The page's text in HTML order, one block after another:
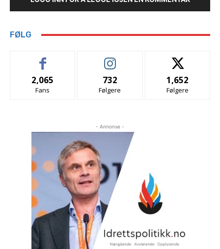
FØLG
2,065
Fans
732
Følgere
1,652
Følgere
- Annonse -